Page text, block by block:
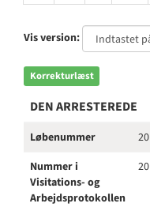
Vis version:
Korrekturlæst
DEN ARRESTEREDE
Løbenummer
20
Nummer i
Visitations- og
Arbejdsprotokollen
20